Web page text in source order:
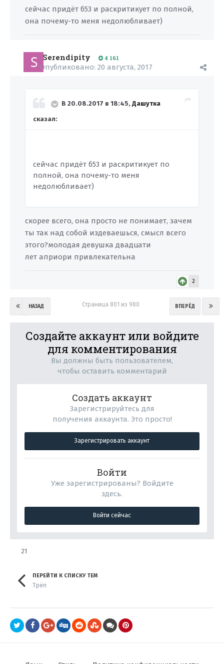
сейчас придёт б53 и раскритикует по полной,
она почему-то меня недолюбливает)
Serendipity 4 161
Опубликовано: 20 августа, 2017
В 20.08.2017 в 18:45, Дашутка
сказал:
сейчас придёт б53 и раскритикует по
полной, она почему-то меня
недолюбливает)
cкорее всего, она просто не понимает, зачем
ты так над собой издеваешься, смысл всего
этого?молодая девушка двадцати
лет априори привлекательна
2
НАЗАД ВПЕРЁД
Страница 801 из 980
Создайте аккаунт или войдите
для комментирования
Вы должны быть пользователем,
чтобы оставить комментарий
Создать аккаунт
Зарегистрируйтесь для
получения аккаунта. Это просто!
Зарегистрировать аккаунт
Войти
Уже зарегистрированы? Войдите
здесь.
Войти сейчас
21
ПЕРЕЙТИ К СПИСКУ ТЕМ
Трёп